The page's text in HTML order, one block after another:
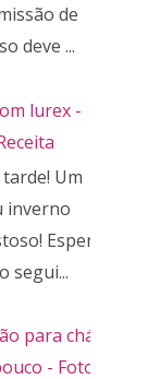
de
deve ...
lurex -
Um
inverno
Espero
segui...
para chá de
- Fotos e